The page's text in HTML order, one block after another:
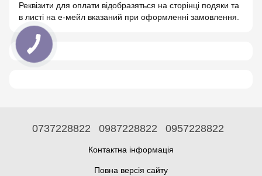
Реквізити для оплати відобразяться на сторінці подяки та
в листі на е-мейл вказаний при оформленні замовлення.
0737228822 0987228822 0957228822
Контактна інформація
Повна версія сайту